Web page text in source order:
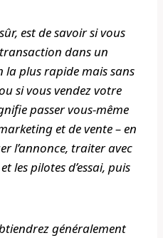
est de savoir si vous
dans un
la plus rapide mais sans
si vous vendez votre
passer vous-même
et de vente – en
l’annonce, traiter avec
les pilotes d’essai, puis
généralement